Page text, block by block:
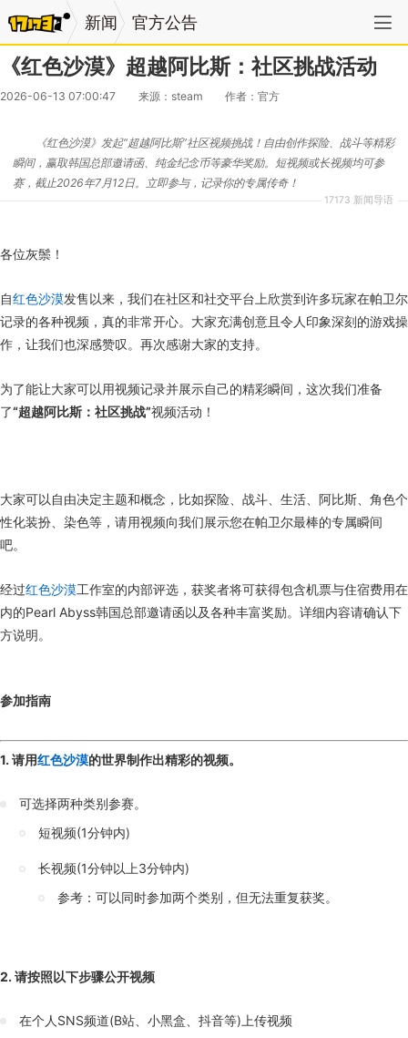
新闻 官方公告
《红色沙漠》超越阿比斯：社区挑战活动
2026-06-13 07:00:47 来源：steam 作者：官方
17173 新闻导语
《红色沙漠》发起“超越阿比斯”社区视频挑战！自由创作探险、战斗等精彩
瞬间，赢取韩国总部邀请函、纯金纪念币等豪华奖励。短视频或长视频均可参
赛，截止2026年7月12日。立即参与，记录你的专属传奇！
各位灰鬃！
自红色沙漠发售以来，我们在社区和社交平台上欣赏到许多玩家在帕卫尔
记录的各种视频，真的非常开心。大家充满创意且令人印象深刻的游戏操
作，让我们也深感赞叹。再次感谢大家的支持。
为了能让大家可以用视频记录并展示自己的精彩瞬间，这次我们准备
了“超越阿比斯：社区挑战”视频活动！
大家可以自由决定主题和概念，比如探险、战斗、生活、阿比斯、角色个
性化装扮、染色等，请用视频向我们展示您在帕卫尔最棒的专属瞬间
吧。
经过红色沙漠工作室的内部评选，获奖者将可获得包含机票与住宿费用在
内的Pearl Abyss韩国总部邀请函以及各种丰富奖励。详细内容请确认下
方说明。
参加指南
1. 请用红色沙漠的世界制作出精彩的视频。
可选择两种类别参赛。
短视频(1分钟内)
长视频(1分钟以上3分钟内)
参考：可以同时参加两个类别，但无法重复获奖。
2. 请按照以下步骤公开视频
在个人SNS频道(B站、小黑盒、抖音等)上传视频